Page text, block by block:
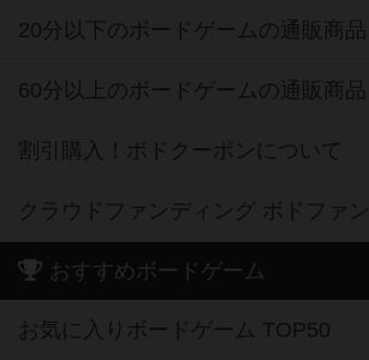
20分以下のボードゲームの通販商品
60分以上のボードゲームの通販商品
割引購入！ボドクーポンについて
クラウドファンディング ボドファン
おすすめボードゲーム
お気に入りボードゲーム TOP50